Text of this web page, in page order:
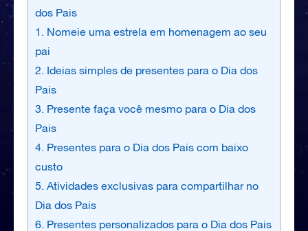
dos Pais
1. Nomeie uma estrela em homenagem ao seu
pai
2. Ideias simples de presentes para o Dia dos
Pais
3. Presente faça você mesmo para o Dia dos
Pais
4. Presentes para o Dia dos Pais com baixo
custo
5. Atividades exclusivas para compartilhar no
Dia dos Pais
6. Presentes personalizados para o Dia dos Pais